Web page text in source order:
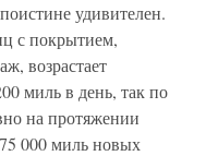
удивителен.
с покрытием,
возрастает
миль в день, так по
на протяжении
000 миль новых